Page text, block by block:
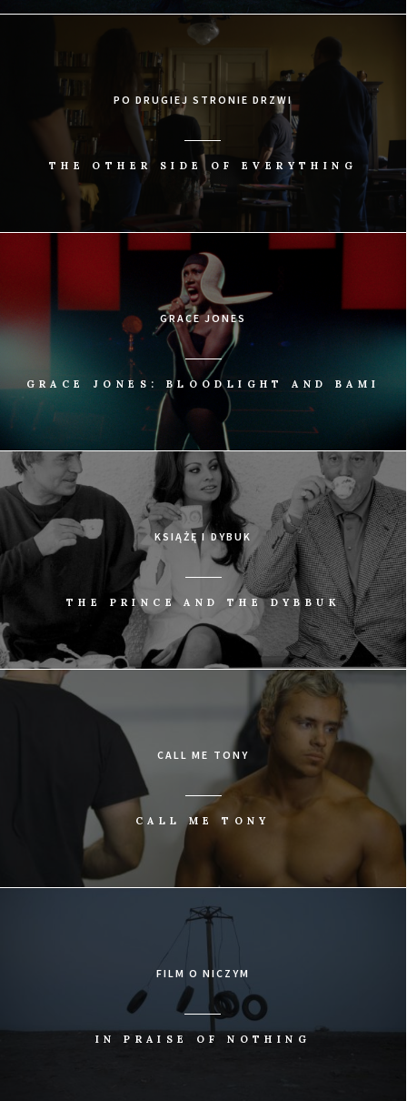
PO DRUGIEJ STRONIE DRZWI
THE OTHER SIDE OF EVERYTHING
GRACE JONES
GRACE JONES: BLOODLIGHT AND BAMI
KSIĄŻĘ I DYBUK
THE PRINCE AND THE DYBBUK
CALL ME TONY
CALL ME TONY
FILM O NICZYM
IN PRAISE OF NOTHING